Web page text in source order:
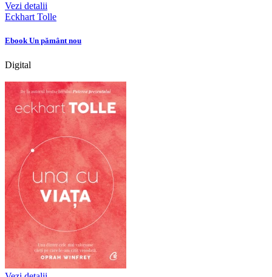
Vezi detalii
Eckhart Tolle
Ebook Un pământ nou
Digital